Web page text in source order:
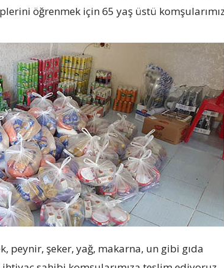
öğrenmek için 65 yaş üstü
peynir, şeker, yağ, makarna, un gibi gıda